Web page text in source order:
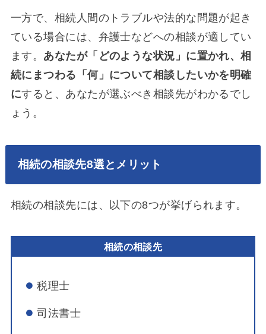
一方で、相続人間のトラブルや法的な問題が起き
ている場合には、弁護士などへの相談が適してい
ます。 あなたが「どのような状況」に置かれ、相
続にまつわる「何」について相談したいかを明確
にすると、あなたが選ぶべき相談先がわかるでし
ょう。
相続の相談先8選とメリット
相続の相談先には、以下の8つが挙げられます。
相続の相談先
税理士
司法書士